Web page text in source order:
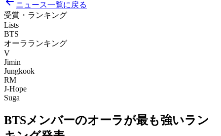
ニュース一覧に戻る
受賞・ランキング
Lists
BTS
オーラランキング
V
Jimin
Jungkook
RM
J-Hope
Suga
BTSメンバーのオーラが最も強いラン